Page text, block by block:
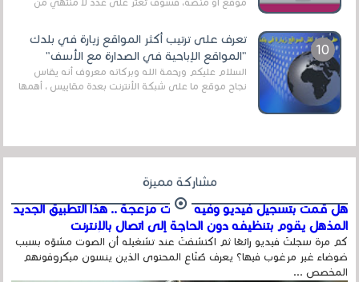
تعرف على ترتيب أكثر المواقع زيارة في بلدك
"المواقع الإباحية في الصدارة مع الأسف"
السلام عليكم ورحمة الله وبركاته معروف أنه يقاس
نجاح موقع ما على شبكة الأنترنت بعدة مقاييس ، أهمها
مشاركة مميزة
هل قمت بتسجيل فيديو وفيه أصوت مزعجة .. هذا التطبيق الجديد
المذهل يقوم بتنظيفه دون الحاجة إلى اتصال بالإنترنت
كم مرة سجلتَ فيديو رائعًا ثم اكتشفتَ عند تشغيله أن الصوت مشوّه بسبب
ضوضاء غير مرغوب فيها؟ يعرف صُنّاع المحتوى الذين ينسون ميكروفونهم
المخصص ...